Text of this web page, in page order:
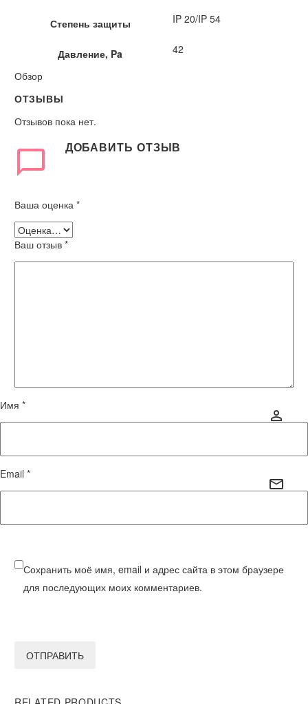
Степень защиты IP 20/IP 54
Давление, Pa
42
Обзор
ОТЗЫВЫ
Отзывов пока нет.
ДОБАВИТЬ ОТЗЫВ
Ваша оценка *
Ваш отзыв *
Имя *
Email *
Сохранить моё имя, email и адрес сайта в этом браузере
для последующих моих комментариев.
ОТПРАВИТЬ